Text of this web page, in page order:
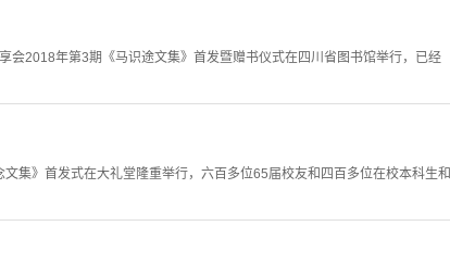
2018年第3期《马识途文集》首发暨赠书仪式在四川省图书馆举行，已经
》首发式在大礼堂隆重举行，六百多位65届校友和四百多位在校本科生和